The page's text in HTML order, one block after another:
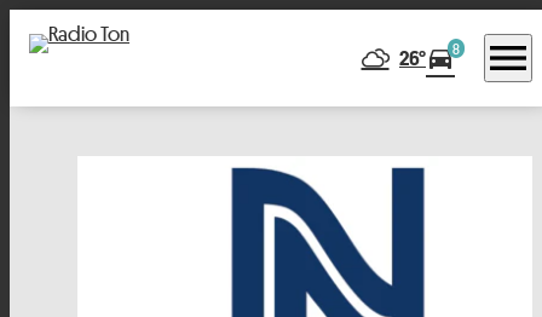
26°directions_car8 menu